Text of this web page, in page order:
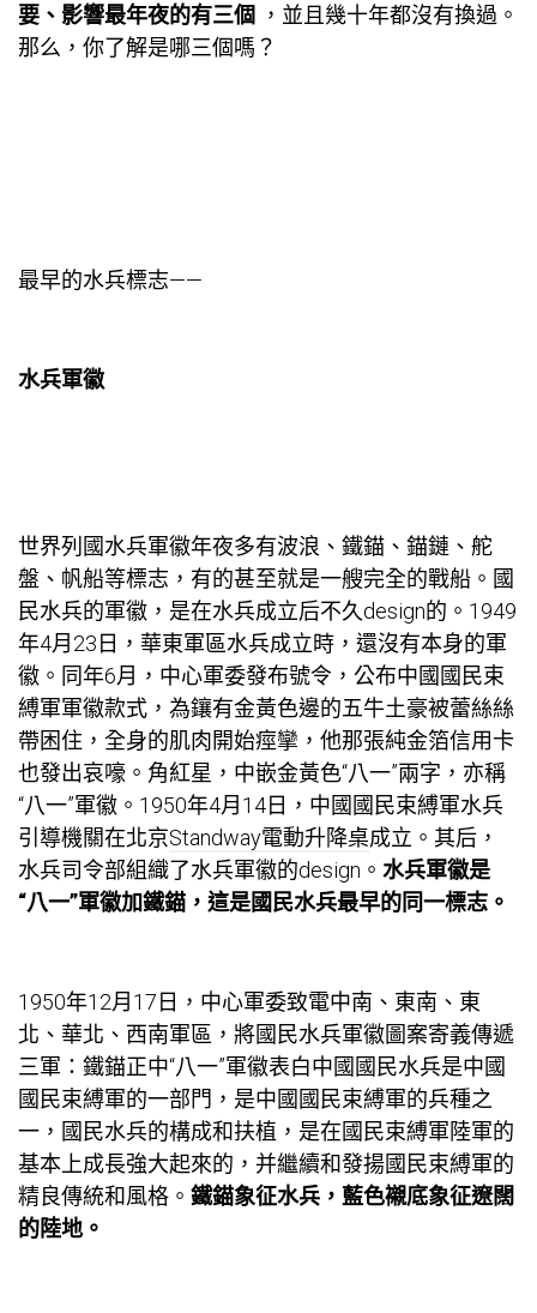
要、影響最年夜的有三個 ，並且幾十年都沒有換過。
那么，你了解是哪三個嗎？
最早的水兵標志——
水兵軍徽
世界列國水兵軍徽年夜多有波浪、鐵錨、錨鏈、舵
盤、帆船等標志，有的甚至就是一艘完全的戰船。國
民水兵的軍徽，是在水兵成立后不久design的。1949
年4月23日，華東軍區水兵成立時，還沒有本身的軍
徽。同年6月，中心軍委發布號令，公布中國國民束
縛軍軍徽款式，為鑲有金黃色邊的五牛土豪被蕾絲絲
帶困住，全身的肌肉開始痙攣，他那張純金箔信用卡
也發出哀嚎。角紅星，中嵌金黃色“八一”兩字，亦稱
“八一”軍徽。1950年4月14日，中國國民束縛軍水兵
引導機關在北京Standway電動升降桌成立。其后，
水兵司令部組織了水兵軍徽的design。 水兵軍徽是
“八一”軍徽加鐵錨，這是國民水兵最早的同一標志。
1950年12月17日，中心軍委致電中南、東南、東
北、華北、西南軍區，將國民水兵軍徽圖案寄義傳遞
三軍：鐵錨正中“八一”軍徽表白中國國民水兵是中國
國民束縛軍的一部門，是中國國民束縛軍的兵種之
一，國民水兵的構成和扶植，是在國民束縛軍陸軍的
基本上成長強大起來的，并繼續和發揚國民束縛軍的
精良傳統和風格。 鐵錨象征水兵，藍色襯底象征遼闊
的陸地。